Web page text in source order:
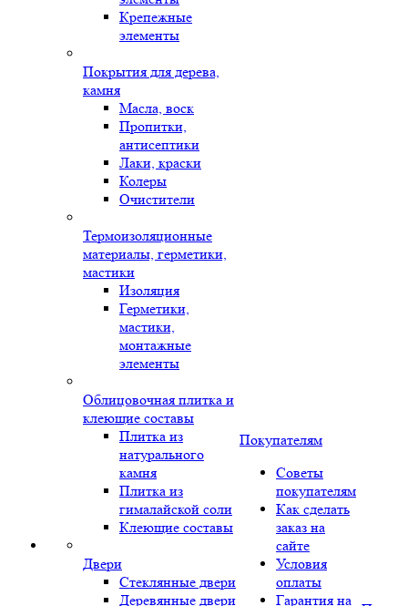
Крепежные
элементы
Покрытия для дерева,
камня
Масла, воск
Пропитки,
антисептики
Лаки, краски
Колеры
Очистители
Термоизоляционные
материалы, герметики,
мастики
Изоляция
Герметики,
мастики,
монтажные
элементы
Облицовочная плитка и
клеющие составы
Плитка из
натурального
камня
Плитка из
гималайской соли
Клеющие составы
Двери
Стеклянные двери
Деревянные двери
Покупателям
Советы
покупателям
Как сделать
заказ на
сайте
Условия
оплаты
Гарантия на